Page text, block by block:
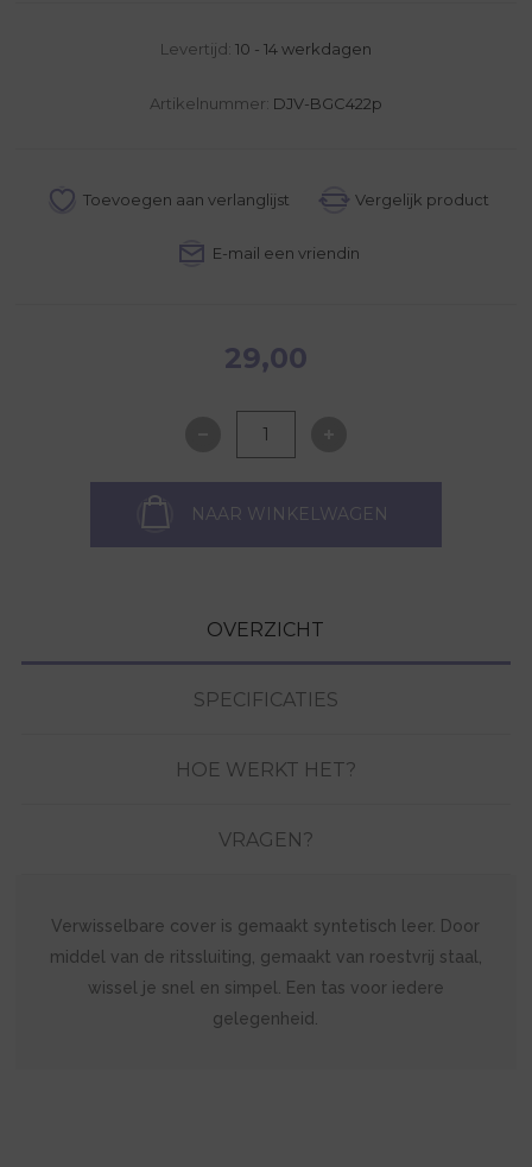
Levertijd: 10 - 14 werkdagen
Artikelnummer: DJV-BGC422p
29,00
NAAR WINKELWAGEN
OVERZICHT
SPECIFICATIES
HOE WERKT HET?
VRAGEN?
Verwisselbare cover is gemaakt syntetisch leer. Door
middel van de ritssluiting, gemaakt van roestvrij staal,
wissel je snel en simpel. Een tas voor iedere
gelegenheid.